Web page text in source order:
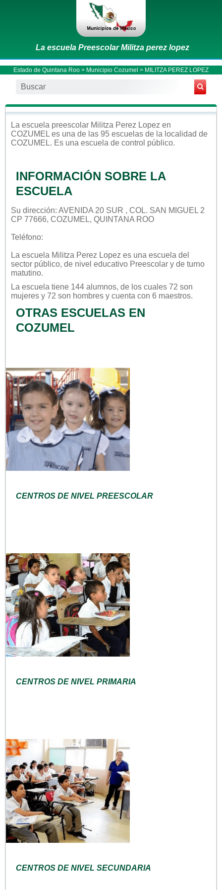
La escuela Preescolar Militza perez lopez
Estado de Quintana Roo > Municipio Cozumel > MILITZA PEREZ LOPEZ
La escuela preescolar Militza Perez Lopez en
COZUMEL es una de las 95 escuelas de la localidad de
COZUMEL. Es una escuela de control público.
INFORMACIÓN SOBRE LA
ESCUELA
Su dirección: AVENIDA 20 SUR , COL. SAN MIGUEL 2
CP 77666, COZUMEL, QUINTANA ROO
Teléfono:
La escuela Militza Perez Lopez es una escuela del
sector público, de nivel educativo Preescolar y de turno
matutino.
La escuela tiene 144 alumnos, de los cuales 72 son
mujeres y 72 son hombres y cuenta con 6 maestros.
OTRAS ESCUELAS EN
COZUMEL
CENTROS DE NIVEL PREESCOLAR
CENTROS DE NIVEL PRIMARIA
CENTROS DE NIVEL SECUNDARIA